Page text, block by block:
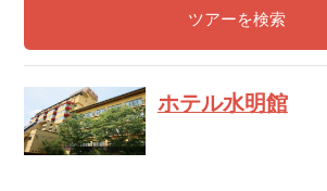
ツアーを検索
ホテル水明館